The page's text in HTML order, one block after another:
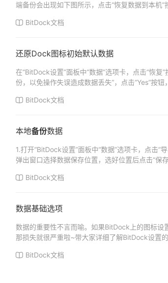
端备份会出现如下图所示，点击“恢复数据到本机
BitDock文档
还原Dock图标初始默认数据
在“BitDock设置”面板中“数据”选项卡，点击“恢
份，以免操作失误造成数据丢失”，点击“Yes”按
BitDock文档
本地备份数据
1.打开“BitDock设置”面板中“数据”选项卡，点击“
弹出窗口选择数据保存位置，选好位置后点击“保
BitDock文档
数据基础选项
数据的重要性不言而喻。如果BitDock上的图标设
那损失就很严重啦~带大家详细了解BitDock设置
BitDock文档